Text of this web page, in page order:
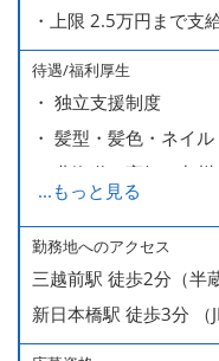
・上限 2.5万円まで支
待遇/福利厚生
・ 独立支援制度
・ 髪型・髪色・ネイ
・ 北海道や高知、九
ます
・ 無料の美味しい まか
...もっと見る
勤務地へのアクセス
三越前駅 徒歩2分（半
新日本橋駅 徒歩3分 （